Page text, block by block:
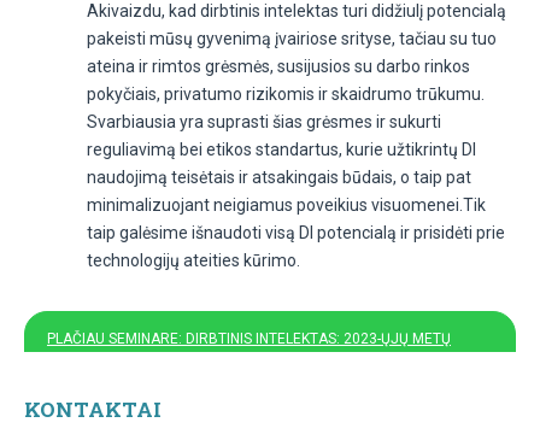
Akivaizdu, kad dirbtinis intelektas turi didžiulį potencialą
pakeisti mūsų gyvenimą įvairiose srityse, tačiau su tuo
ateina ir rimtos grėsmės, susijusios su darbo rinkos
pokyčiais, privatumo rizikomis ir skaidrumo trūkumu.
Svarbiausia yra suprasti šias grėsmes ir sukurti
reguliavimą bei etikos standartus, kurie užtikrintų DI
naudojimą teisėtais ir atsakingais būdais, o taip pat
minimalizuojant neigiamus poveikius visuomenei.Tik
taip galėsime išnaudoti visą DI potencialą ir prisidėti prie
technologijų ateities kūrimo.
PLAČIAU SEMINARE: DIRBTINIS INTELEKTAS: 2023-ŲJŲ METŲ
KONTAKTAI